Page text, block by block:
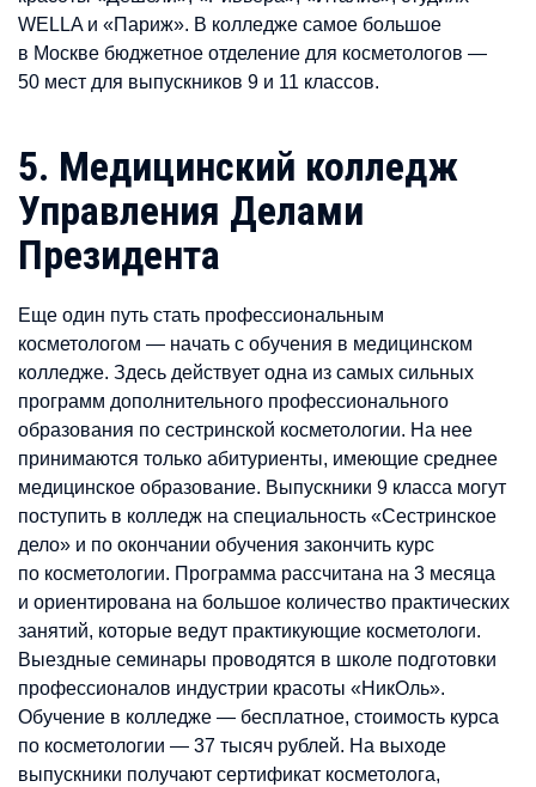
WELLA и «Париж». В колледже самое большое
в Москве бюджетное отделение для косметологов —
50 мест для выпускников 9 и 11 классов.
5. Медицинский колледж
Управления Делами
Президента
Еще один путь стать профессиональным
косметологом — начать с обучения в медицинском
колледже. Здесь действует одна из самых сильных
программ дополнительного профессионального
образования по сестринской косметологии. На нее
принимаются только абитуриенты, имеющие среднее
медицинское образование. Выпускники 9 класса могут
поступить в колледж на специальность «Сестринское
дело» и по окончании обучения закончить курс
по косметологии. Программа рассчитана на 3 месяца
и ориентирована на большое количество практических
занятий, которые ведут практикующие косметологи.
Выездные семинары проводятся в школе подготовки
профессионалов индустрии красоты «НикОль».
Обучение в колледже — бесплатное, стоимость курса
по косметологии — 37 тысяч рублей. На выходе
выпускники получают сертификат косметолога,